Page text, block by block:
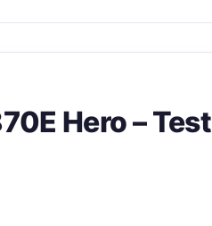
Hero – Test